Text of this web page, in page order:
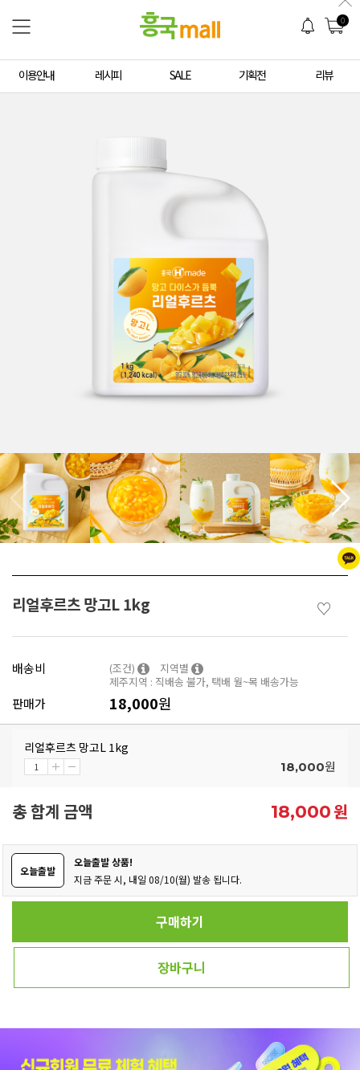
0
이용안내 레시피 SALE 기획전 리뷰
리얼후르츠 망고L 1kg ♡
배송비 (조건)
지역별
제주지역 : 직배송 불가, 택배 월~목 배송가능
판매가 18,000원
리얼후르츠 망고L 1kg
18,000원
총 합계 금액 18,000원
오늘출발
오늘출발 상품!
지금 주문 시, 내일 08/10(월) 발송 됩니다.
구매하기
장바구니